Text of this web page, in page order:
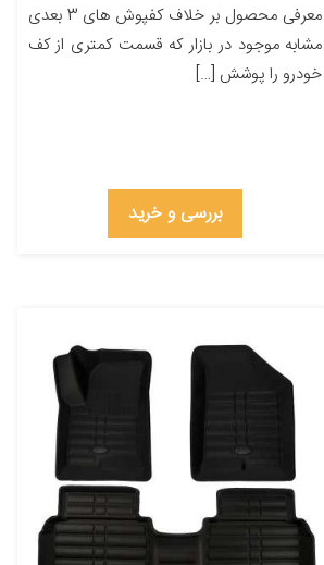
معرفی محصول بر خلاف کفپوش های 3 بعدی
مشابه موجود در بازار که قسمت کمتری از کف
خودرو را پوشش […]
بررسی و خرید